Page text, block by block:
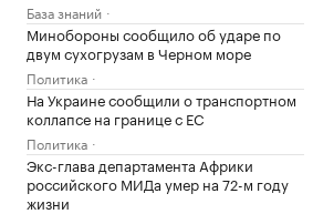
База знаний
Минобороны сообщило об ударе по
двум сухогрузам в Черном море
Политика
На Украине сообщили о транспортном
коллапсе на границе с ЕС
Политика
Экс-глава департамента Африки
российского МИДа умер на 72-м году
жизни